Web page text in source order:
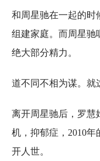
和周星驰在一起的时
组建家庭。而周星驰
绝大部分精力。
道不同不相为谋。就
离开周星驰后，罗慧
机，抑郁症，2010
开人世。